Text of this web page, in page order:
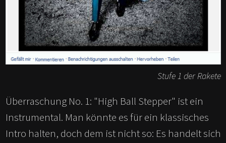
Stufe 1 der Rakete
Überraschung No. 1: "High Ball Stepper" ist ein
Instrumental. Man könnte es für ein klassisches
Intro halten, doch dem ist nicht so: Es handelt sich